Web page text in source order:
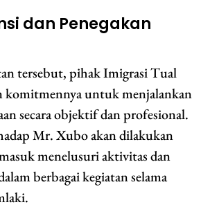
dan Penegakan
tersebut, pihak Imigrasi Tual
komitmennya untuk menjalankan
secara objektif dan profesional.
Mr. Xubo akan dilakukan
menelusuri aktivitas dan
berbagai kegiatan selama